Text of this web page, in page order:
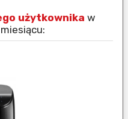
użytkownika w